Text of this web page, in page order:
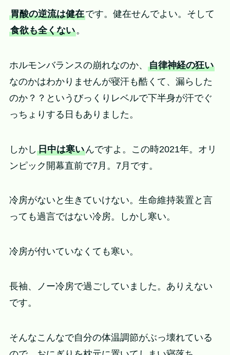
胃酸の逆流は健在です。健在せんでよい。そして
食欲も全くない。
ホルモンバランスの崩れなのか、 自律神経の狂い
なのかはわかりませんが寝汗も酷くて、漏らした
のか？？というびっくりレベルで下半身が汗でぐ
っちょりする日もありました。
しかし 日中は寒いんですよ。この時2021年。オリ
ンピック開幕直前で7月。7月です。
冷房がないと生きていけない。生命維持装置と言
っても過言ではない冷房。しかし寒い。
冷房が付いていなくても寒い。
長袖、ノー冷房で過ごしていました。ありえない
です。
そんなこんなで自分の体温調節がぶっ壊れている